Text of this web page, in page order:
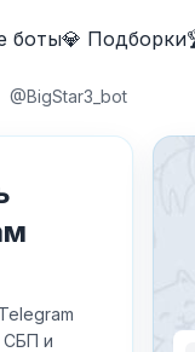
боты💎 Подборки
@BigStar3_bot
СБП и